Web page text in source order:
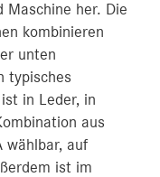
Maschine her. Die
kombinieren
unten
typisches
in Leder, in
aus
wählbar, auf
ist im